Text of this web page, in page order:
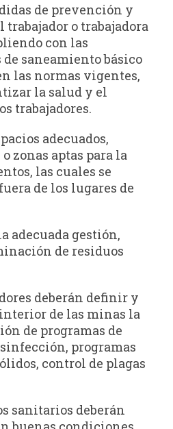
de prevención y
trabajador o trabajadora
con las
saneamiento básico
las normas vigentes,
la salud y el
trabajadores.
adecuados,
zonas aptas para la
las cuales se
de los lugares de
adecuada gestión,
de residuos
deberán definir y
de las minas la
de programas de
programas
control de plagas
sanitarios deberán